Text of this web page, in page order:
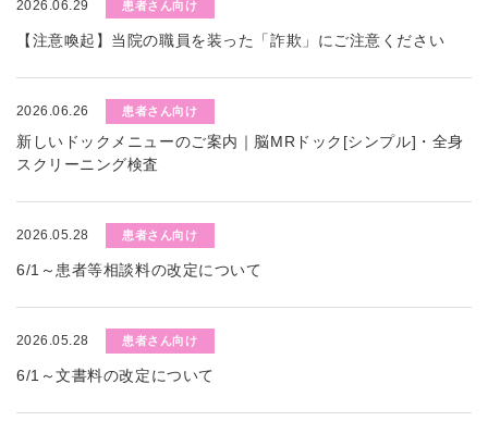
2026.06.29 患者さん向け
【注意喚起】当院の職員を装った「詐欺」にご注意ください
2026.06.26 患者さん向け
新しいドックメニューのご案内｜脳MRドック[シンプル]・全身
スクリーニング検査
2026.05.28 患者さん向け
6/1～患者等相談料の改定について
2026.05.28 患者さん向け
6/1～文書料の改定について